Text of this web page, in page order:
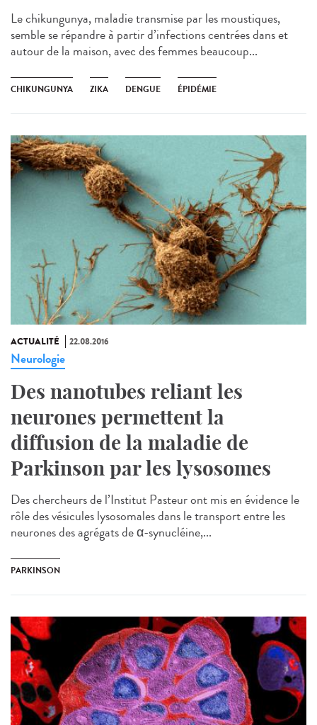
Le chikungunya, maladie transmise par les moustiques,
semble se répandre à partir d’infections centrées dans et
autour de la maison, avec des femmes beaucoup...
CHIKUNGUNYA ZIKA DENGUE ÉPIDÉMIE
ACTUALITÉ 22.08.2016
Neurologie
Des nanotubes reliant les
neurones permettent la
diffusion de la maladie de
Parkinson par les lysosomes
Des chercheurs de l’Institut Pasteur ont mis en évidence le
rôle des vésicules lysosomales dans le transport entre les
neurones des agrégats de α-synucléine,...
PARKINSON